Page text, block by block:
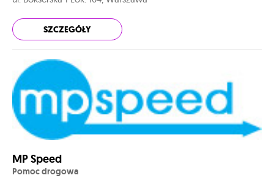
SZCZEGÓŁY
MP Speed
Pomoc drogowa